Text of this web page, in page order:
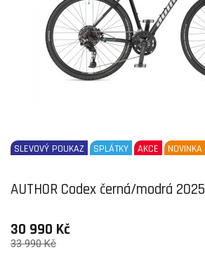
SLEVOVÝ POUKAZ SPLÁTKY AKCE NOVINKA
AUTHOR Codex černá/modrá 2025
30 990 Kč
33 990 Kč